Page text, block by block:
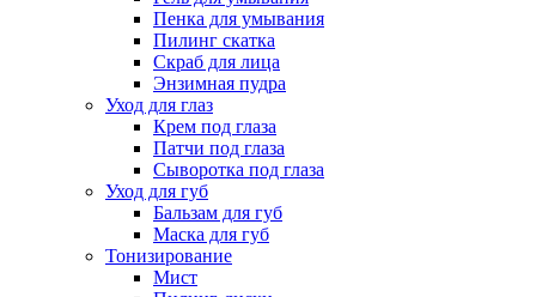
Пенка для умывания
Пилинг скатка
Скраб для лица
Энзимная пудра
Уход для глаз
Крем под глаза
Патчи под глаза
Сыворотка под глаза
Уход для губ
Бальзам для губ
Маска для губ
Тонизирование
Мист